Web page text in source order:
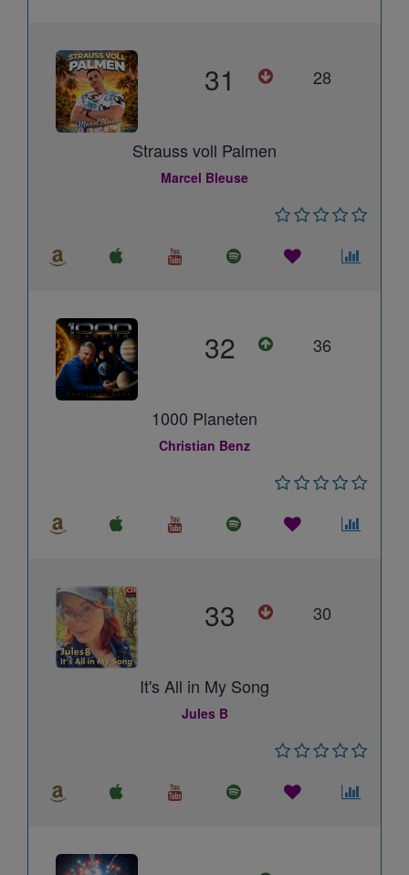
31 28
Strauss voll Palmen
Marcel Bleuse
32 36
1000 Planeten
Christian Benz
33 30
It's All in My Song
Jules B